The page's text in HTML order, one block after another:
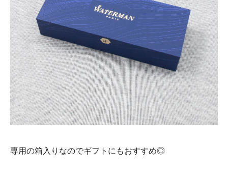
専用の箱入りなのでギフトにもおすすめ◎